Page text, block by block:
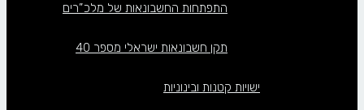
התפתחות החשבונאות של מלכ”רים
תקן חשבונאות ישראלי מספר 40
ישויות קטנות ובינוניות